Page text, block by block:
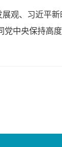
观、习近平新
中央保持高度